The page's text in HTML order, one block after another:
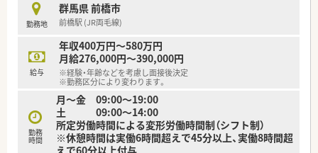
【こんな方にオススメ】
■地元である群馬県に貢献したいという強い思いを持ち、転居を
伴う異動なく腰を据えて長く働きたい方に最適です。
■ワークライフバランスを重視しており、しっかりと休日を取得
しながら無理なく業務に集中したい方におすすめです。
■一人薬剤師の店舗でも責任感を持って業務を遂行し、自らの手
【やりがい/おすすめポイント】
■大手グループの安定した経営基盤と手厚い福利厚生がありな
がら、地域に根ざした働き方ができる点が魅力です。
勤務地
群馬県 前橋市
前橋駅 (JR両毛線)
給与
年収400万円～580万円
月給276,000円～390,000円
※経験・年齢などを考慮し面接後決定
※勤務区分により変わります。
勤務
時間
月～金 09:00～19:00
土 09:00～14:00
所定労働時間による変形労働時間制（シフト制）
※休憩時間は実働6時間超えで45分以上、実働8時間超